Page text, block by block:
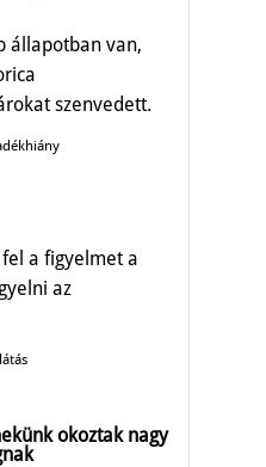
állapotban van,
szenvedett.
a figyelmet a
az
okoztak nagy